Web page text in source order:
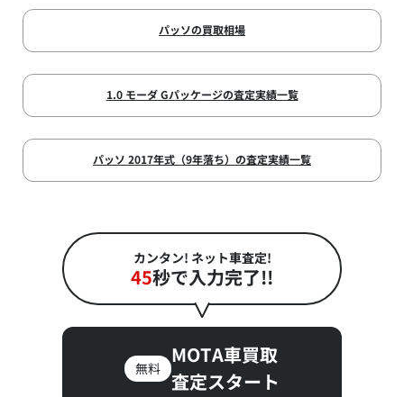
パッソの買取相場
1.0 モーダ Gパッケージの査定実績一覧
パッソ 2017年式（9年落ち）の査定実績一覧
カンタン! ネット車査定!
45秒で入力完了!!
無料
MOTA車買取
査定スタート